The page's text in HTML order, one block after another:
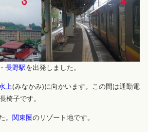
・ 長野駅を出発しました。
上(みなかみ)に向かいます。この間は通勤電
椅子です。
。 関東圏のリゾート地です。